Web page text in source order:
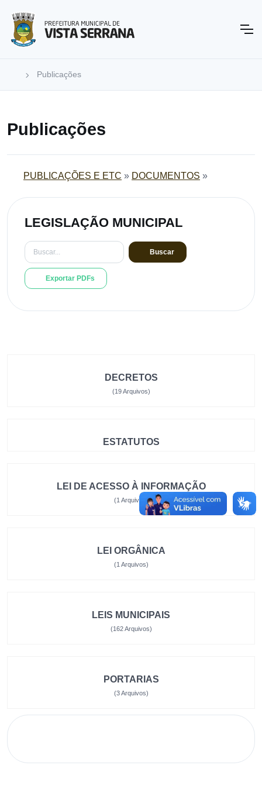
Publicações
Publicações
PUBLICAÇÕES E ETC » DOCUMENTOS »
LEGISLAÇÃO MUNICIPAL
Buscar
Exportar PDFs
DECRETOS
(19 Arquivos)
ESTATUTOS
LEI DE ACESSO À INFORMAÇÃO
(1 Arquivos)
LEI ORGÂNICA
(1 Arquivos)
LEIS MUNICIPAIS
(162 Arquivos)
PORTARIAS
(3 Arquivos)